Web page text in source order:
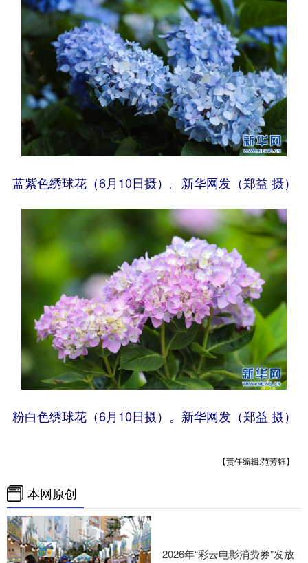
蓝紫色绣球花（6月10日摄）。新华网发（郑益 摄）
粉白色绣球花（6月10日摄）。新华网发（郑益 摄）
【责任编辑:范芳钰】
本网原创
2026年“彩云电影消费券”发放